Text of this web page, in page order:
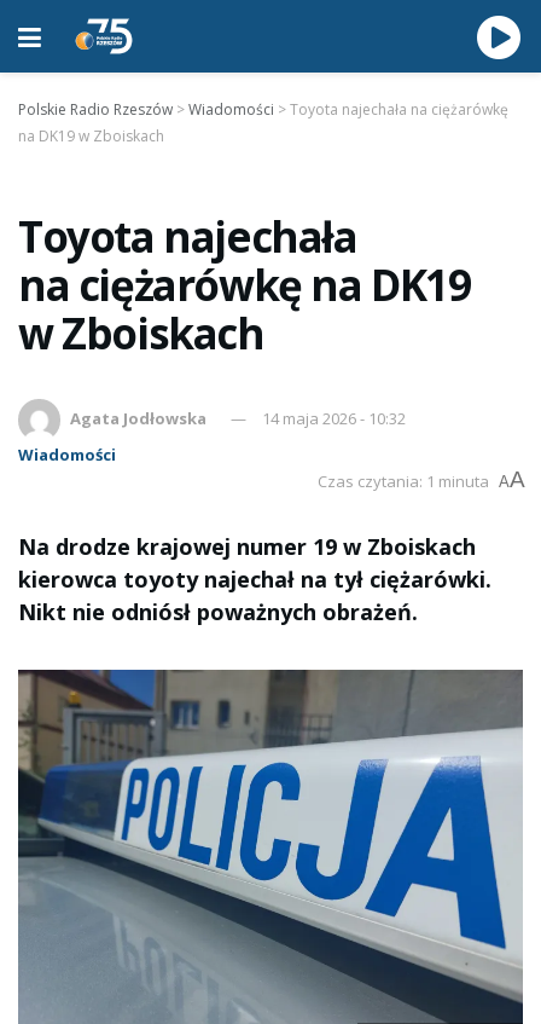
Polskie Radio Rzeszów >Wiadomości >Toyota najechała na ciężarówkę
na DK19 w Zboiskach
Toyota najechała
na ciężarówkę na DK19
w Zboiskach
Agata Jodłowska
14 maja 2026 - 10:32
Wiadomości
Czas czytania: 1 minuta AA
Na drodze krajowej numer 19 w Zboiskach
kierowca toyoty najechał na tył ciężarówki.
Nikt nie odniósł poważnych obrażeń.